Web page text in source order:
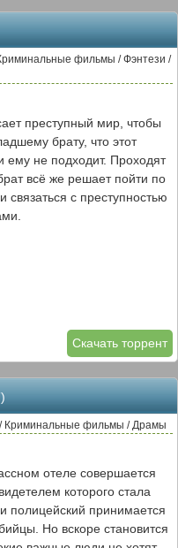
фильмы / Фэнтези /
преступный мир, чтобы
брату, что этот
ему не подходит. Проходят
всё же решает пойти по
связаться с преступностью
Скачать торрент
/ Криминальные фильмы / Драмы
отеле совершается
которого стала
полицейский принимается
Но вскоре становится